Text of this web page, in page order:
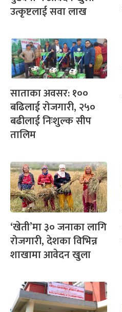
उत्कृष्टलाई सवा लाख
साताका अवसर: १००
बढिलाई रोजगारी, २५०
बढीलाई निःशुल्क सीप
तालिम
‘खेती’मा ३० जनाका लागि
रोजगारी, देशका विभिन्न
शाखामा आवेदन खुला